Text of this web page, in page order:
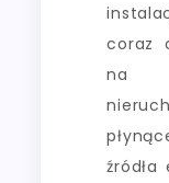
coraz
na
źródła